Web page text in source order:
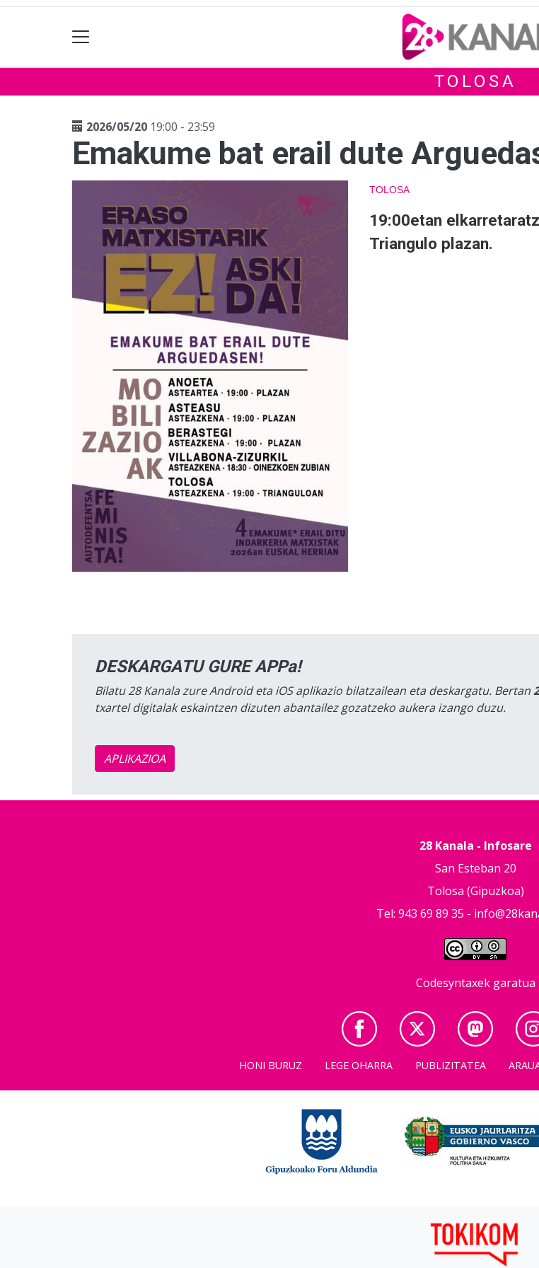
TOLOSA
2026/05/20 19:00 - 23:59
Emakume bat erail dute
TOLOSA
19:00etan
Triangulo plazan.
DESKARGATU GURE APPa!
Bilatu 28 Kanala zure Android eta iOS aplikazio bilatzailean eta deskargatu. Bertan
txartel digitalak eskaintzen dizuten abantailez gozatzeko aukera izango duzu.
APLIKAZIOA
28 Kanala - Infosare
San Esteban 20
Tolosa (Gipuzkoa)
Tel: 943 69 89 35 -
Codesyntaxek garatua
HONI BURUZ LEGE OHARRA PUBLIZITATEA